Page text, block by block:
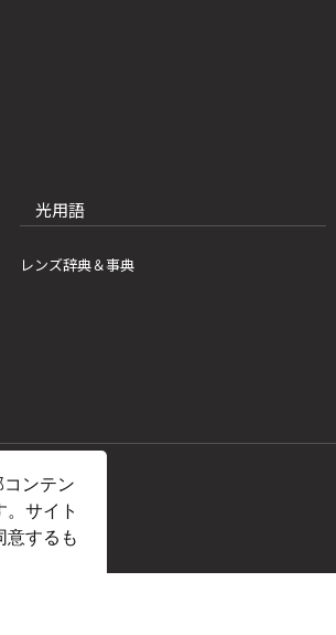
ンテン
サイト
意するも
光用語
レンズ辞典＆事典